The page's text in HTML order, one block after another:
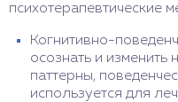
психотерапевтические
Когнитивно-
осознать и изменить
паттерны,
используется для